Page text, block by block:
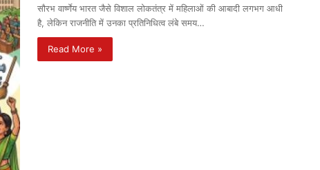
सौरभ वार्ष्णेय भारत जैसे विशाल लोकतंत्र में महिलाओं की आबादी लगभग आधी
है, लेकिन राजनीति में उनका प्रतिनिधित्व लंबे समय…
Read More »